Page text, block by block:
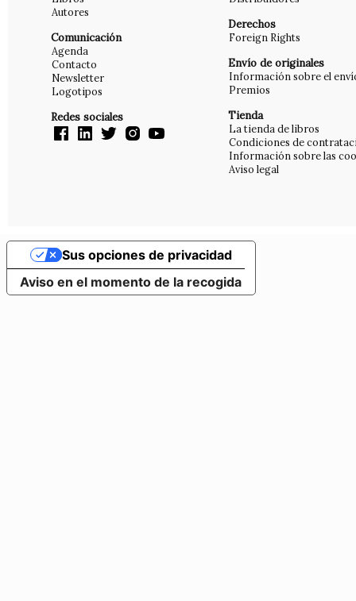
Autores
Comunicación
Agenda
Contacto
Newsletter
Logotipos
Redes sociales
Derechos
Foreign Rights
Envío de originales
Información sobre el
Premios
Tienda
La tienda de libros
Condiciones de
Información sobre las
Aviso legal
Aviso en el momento de la recogida
Sus opciones de privacidad